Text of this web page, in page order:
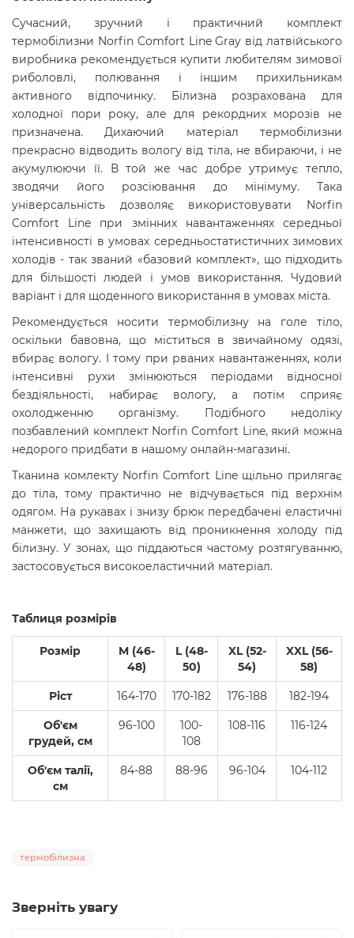
Сучасний, зручний і практичний комплект
термобілизни Norfin Comfort Line Gray від латвійського
виробника рекомендується купити любителям зимової
риболовлі, полювання і іншим прихильникам
активного відпочинку. Білизна розрахована для
холодної пори року, але для рекордних морозів не
призначена. Дихаючий матеріал термобілизни
прекрасно відводить вологу від тіла, не вбираючи, і не
акумулюючи її. В той же час добре утримує тепло,
зводячи його розсіювання до мінімуму. Така
універсальність дозволяє використовувати Norfin
Comfort Line при змінних навантаженнях середньої
інтенсивності в умовах середньостатистичних зимових
холодів - так званий «базовий комплект», що підходить
для більшості людей і умов використання. Чудовий
варіант і для щоденного використання в умовах міста.
Рекомендується носити термобілизну на голе тіло,
оскільки бавовна, що міститься в звичайному одязі,
вбирає вологу. І тому при рваних навантаженнях, коли
інтенсивні рухи змінюються періодами відносної
бездіяльності, набирає вологу, а потім сприяє
охолодженню організму. Подібного недоліку
позбавлений комплект Norfin Comfort Line, який можна
недорого придбати в нашому онлайн-магазині.
Тканина комлекту Norfin Comfort Line щільно прилягає
до тіла, тому практично не відчувається під верхнім
одягом. На рукавах і знизу брюк передбачені еластичні
манжети, що захищають від проникнення холоду під
білизну. У зонах, що піддаються частому розтягуванню,
застосовується високоеластичний матеріал.
Таблиця розмірів
Розмір
M (46-
48)
L (48-
50)
XL (52-
54)
XXL (56-
58)
Ріст 164-170 170-182 176-188 182-194
Об'єм
грудей, см
96-100
100-
108
108-116 116-124
Об'єм талії,
см
84-88 88-96 96-104 104-112
термобілизна
Зверніть увагу